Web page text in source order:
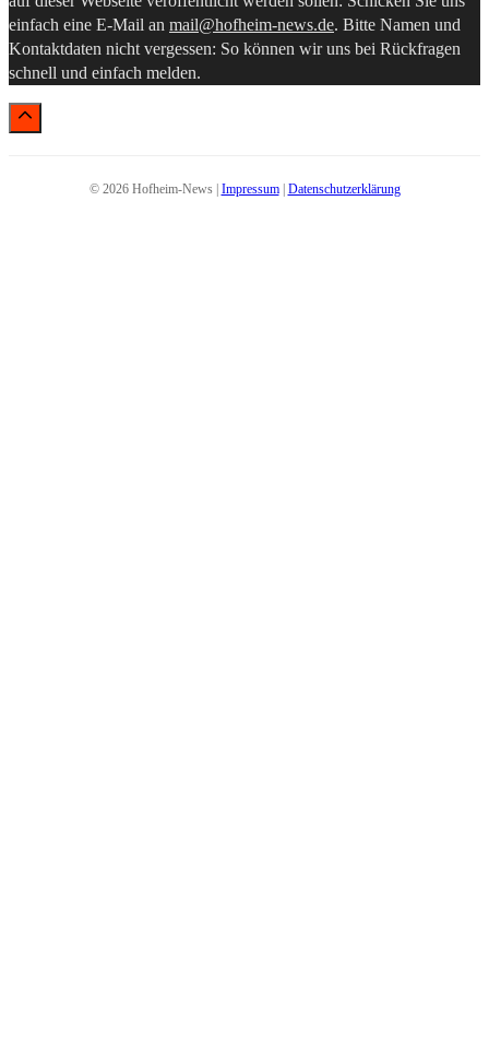
einfach eine E-Mail an mail@hofheim-news.de. Bitte Namen und
Kontaktdaten nicht vergessen: So können wir uns bei Rückfragen
schnell und einfach melden.
© 2026 Hofheim-News | Impressum| Datenschutzerklärung